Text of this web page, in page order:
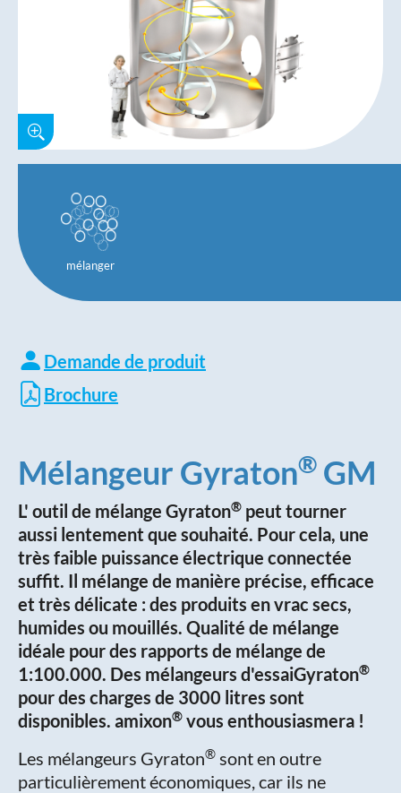
mélanger
Demande de produit
Brochure
Mélangeur Gyraton® GM
L' outil de mélange Gyraton® peut tourner
aussi lentement que souhaité. Pour cela, une
très faible puissance électrique connectée
suffit. Il mélange de manière précise, efficace
et très délicate : des produits en vrac secs,
humides ou mouillés. Qualité de mélange
idéale pour des rapports de mélange de
1:100.000. Des mélangeurs d'essaiGyraton®
pour des charges de 3000 litres sont
disponibles. amixon® vous enthousiasmera !
Les mélangeurs Gyraton® sont en outre
particulièrement économiques, car ils ne